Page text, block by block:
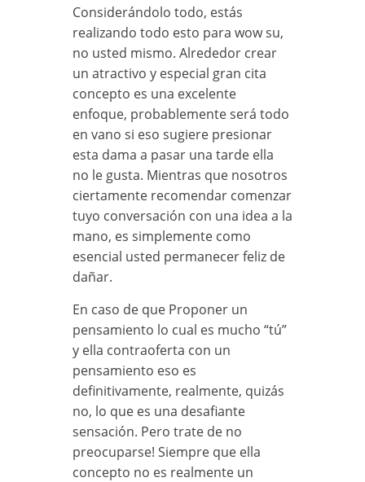
Considerándolo todo, estás
realizando todo esto para wow su,
no usted mismo. Alrededor crear
un atractivo y especial gran cita
concepto es una excelente
enfoque, probablemente será todo
en vano si eso sugiere presionar
esta dama a pasar una tarde ella
no le gusta. Mientras que nosotros
ciertamente recomendar comenzar
tuyo conversación con una idea a la
mano, es simplemente como
esencial usted permanecer feliz de
dañar.
En caso de que Proponer un
pensamiento lo cual es mucho “tú”
y ella contraoferta con un
pensamiento eso es
definitivamente, realmente, quizás
no, lo que es una desafiante
sensación. Pero trate de no
preocuparse! Siempre que ella
concepto no es realmente un